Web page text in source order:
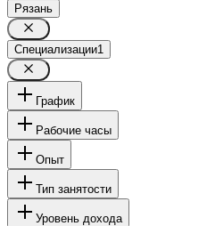
Рязань
Специализации1
График
Рабочие часы
Опыт
Тип занятости
Уровень дохода